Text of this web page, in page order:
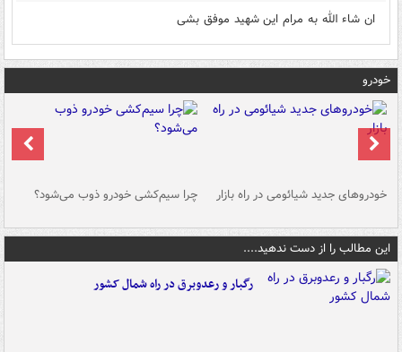
ان شاء الله به مرام این شهید موفق بشی
خودرو
خودروهای جدید شیائومی در راه بازار چرا سیم‌کشی خودرو ذوب می‌شود؟
این مطالب را از دست ندهید....
رگبار و رعدوبرق در راه شمال کشور